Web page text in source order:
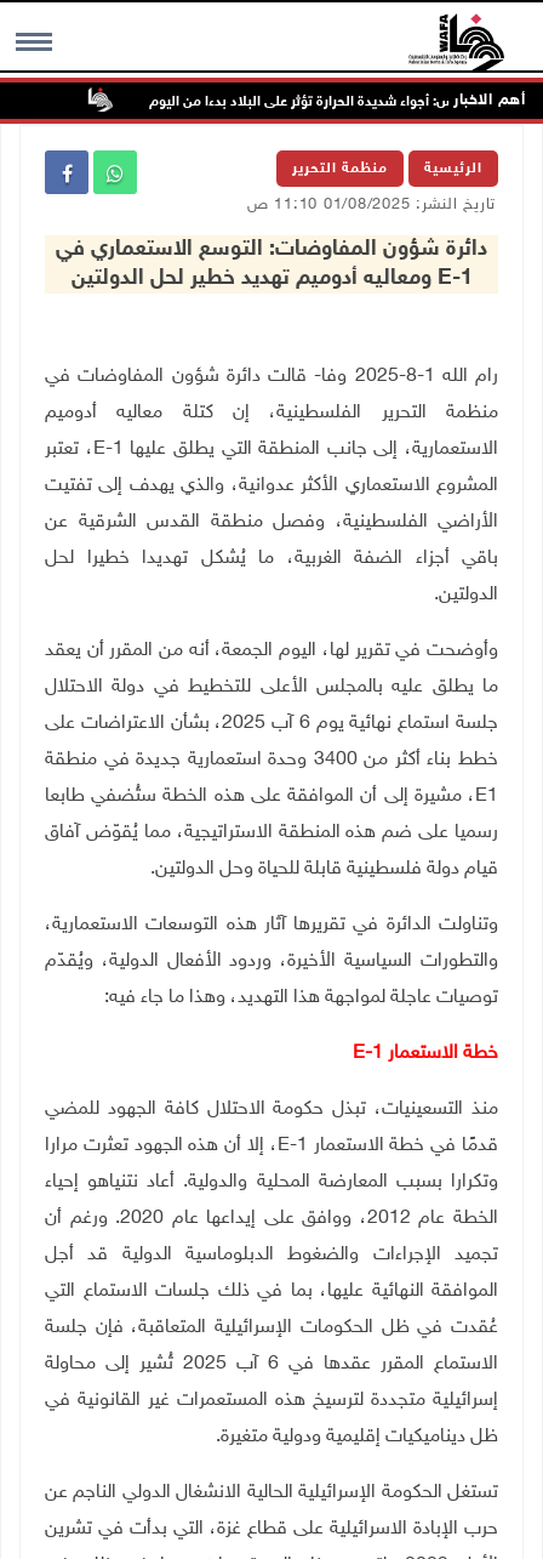
MENU أهم الاخبار
الطقس: أجواء شديدة الحرارة تؤثر على البلاد بدءا من اليوم
الرئيسية منظمة التحرير
تاريخ النشر: 01/08/2025 11:10 ص
دائرة شؤون المفاوضات: التوسع الاستعماري في
E-1 ومعاليه أدوميم تهديد خطير لحل الدولتين
رام الله 1-8-2025 وفا- قالت دائرة شؤون المفاوضات في
منظمة التحرير الفلسطينية، إن كتلة معاليه أدوميم
الاستعمارية، إلى جانب المنطقة التي يطلق عليها E-1 ، تعتبر
المشروع الاستعماري الأكثر عدوانية، والذي يهدف إلى تفتيت
الأراضي الفلسطينية، وفصل منطقة القدس الشرقية عن
باقي أجزاء الضفة الغربية، ما يُشكل تهديدا خطيرا لحل
الدولتين.
وأوضحت في تقرير لها، اليوم الجمعة، أنه من المقرر أن يعقد
ما يطلق عليه بالمجلس الأعلى للتخطيط في دولة الاحتلال
جلسة استماع نهائية يوم 6 آب 2025، بشأن الاعتراضات على
خطط بناء أكثر من 3400 وحدة استعمارية جديدة في منطقة
E1 ، مشيرة إلى أن الموافقة على هذه الخطة ستُضفي طابعا
رسميا على ضم هذه المنطقة الاستراتيجية، مما يُقوّض آفاق
قيام دولة فلسطينية قابلة للحياة وحل الدولتين.
وتناولت الدائرة في تقريرها آثار هذه التوسعات الاستعمارية،
والتطورات السياسية الأخيرة، وردود الأفعال الدولية، ويُقدّم
توصيات عاجلة لمواجهة هذا التهديد، وهذا ما جاء فيه:
خطة الاستعمار E-1
منذ التسعينيات، تبذل حكومة الاحتلال كافة الجهود للمضي
قدمًا في خطة الاستعمار E-1 ، إلا أن هذه الجهود تعثرت مرارا
وتكرارا بسبب المعارضة المحلية والدولية. أعاد نتنياهو إحياء
الخطة عام 2012، ووافق على إيداعها عام 2020. ورغم أن
تجميد الإجراءات والضغوط الدبلوماسية الدولية قد أجل
الموافقة النهائية عليها، بما في ذلك جلسات الاستماع التي
عُقدت في ظل الحكومات الإسرائيلية المتعاقبة، فإن جلسة
الاستماع المقرر عقدها في 6 آب 2025 تُشير إلى محاولة
إسرائيلية متجددة لترسيخ هذه المستعمرات غير القانونية في
ظل ديناميكيات إقليمية ودولية متغيرة.
تستغل الحكومة الإسرائيلية الحالية الانشغال الدولي الناجم عن
حرب الإبادة الاسرائيلية على قطاع غزة، التي بدأت في تشرين